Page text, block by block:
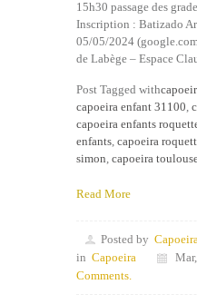
15h30 passage des
Inscription : Batizado
05/05/2024
de Labège – Espace
Post Tagged with
capoeira enfant 31100
capoeira enfants
enfants capoeira
simon capoeira
Read More
Posted by
in Capoeira
Comments.